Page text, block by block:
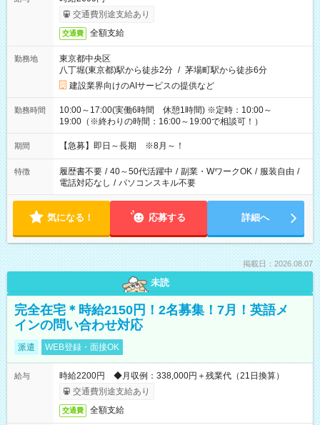
交通費別途支給あり
交通費 全額支給
勤務地
東京都中央区
八丁堀(東京都)駅から徒歩2分 / 茅場町駅から徒歩6分
建設業界向けのAIサービスの提供など
勤務時間
10:00～17:00(実働6時間 休憩1時間) ※定時：10:00～
19:00（※終わりの時間：16:00～19:00で相談可！）
期間 【急募】即日～長期 ※8月～！
特徴 履歴書不要 / 40～50代活躍中 / 副業・WワークOK / 服装自由 /
電話対応なし / パソコンスキル不要
気になる！ 応募する 詳細へ
掲載日：2026.08.07
未読
完全在宅＊時給2150円！2名募集！7月！英語メ
インの問い合わせ対応
派遣 WEB登録・面接OK
給与
時給2200円 ◆月収例：338,000円＋残業代（21日換算）
交通費別途支給あり
交通費 全額支給